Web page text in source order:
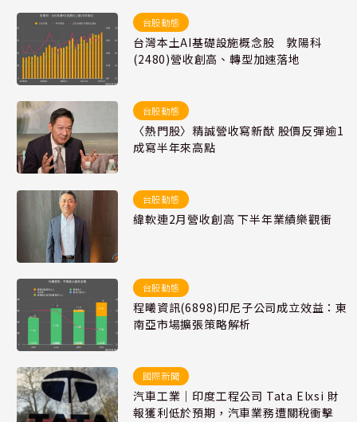
台股動態
台灣本土AI基礎設施概念股 敦陽科
(2480)營收創高、轉型加速落地
台股動態
〈熱門股〉精誠營收寫新猷 股價反彈逾1
成寫半年來高點
台股動態
緯軟連2月營收創高 下半年業績樂觀衝
台股動態
程曦資訊(6898)印尼子公司成立效益：東
南亞市場擴張策略解析
國際新聞
汽車工業｜印度工程公司 Tata Elxsi 財
報獲利低於預期，汽車業務遭關稅衝擊